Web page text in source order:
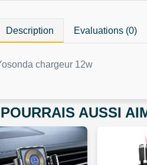
Description Evaluations (0)
chargeur 12w
AUSSI